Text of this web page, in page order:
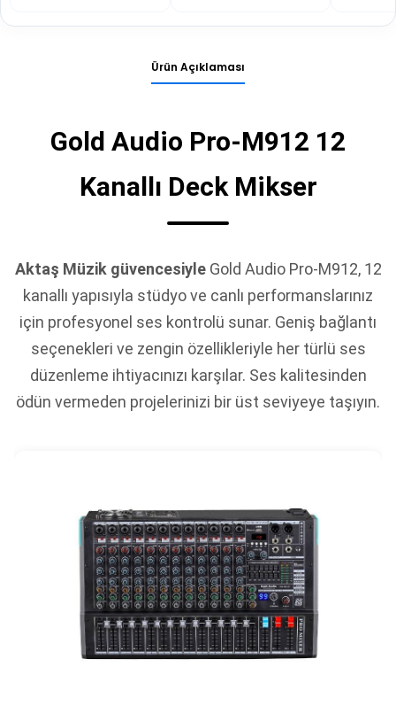
Ürün Açıklaması
Gold Audio Pro-M912 12
Kanallı Deck Mikser
Aktaş Müzik güvencesiyleGold Audio Pro-M912, 12
kanallı yapısıyla stüdyo ve canlı performanslarınız
için profesyonel ses kontrolü sunar. Geniş bağlantı
seçenekleri ve zengin özellikleriyle her türlü ses
düzenleme ihtiyacınızı karşılar. Ses kalitesinden
ödün vermeden projelerinizi bir üst seviyeye taşıyın.